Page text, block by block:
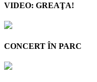
VIDEO: GREAŢA!
CONCERT ÎN PARC